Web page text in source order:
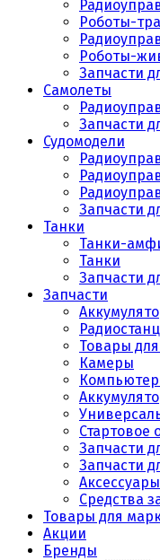
Роботы-
Роботы-
Запчасти
Самолеты
Запчасти
Судомодели
Запчасти
Танки
Танки-
Танки
Запчасти
Запчасти
Товары
Камеры
Стартовое
Запчасти
Запчасти
Средства
Товары для
Акции
Бренды